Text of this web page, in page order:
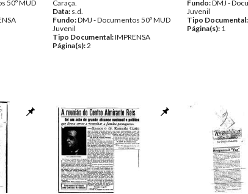
50º MUD
Caraça.
Data: s.d.
Fundo:DMJ - Documentos 50º MUD
Juvenil
Tipo Documental:IMPRENSA
Página(s):2
Fundo:DMJ -
Juvenil
Tipo Documental:
Página(s): 1